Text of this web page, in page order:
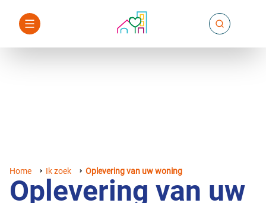
Home Ik zoek Oplevering van uw woning
Oplevering van uw